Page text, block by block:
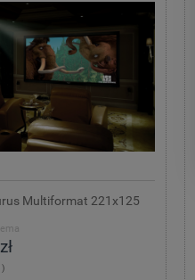
Multiformat 221x125
)